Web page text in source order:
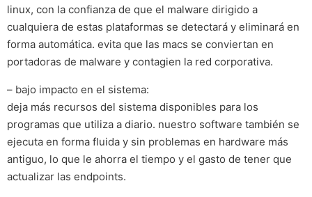
linux, con la confianza de que el malware dirigido a
cualquiera de estas plataformas se detectará y eliminará en
forma automática. evita que las macs se conviertan en
portadoras de malware y contagien la red corporativa.
– bajo impacto en el sistema:
deja más recursos del sistema disponibles para los
programas que utiliza a diario. nuestro software también se
ejecuta en forma fluida y sin problemas en hardware más
antiguo, lo que le ahorra el tiempo y el gasto de tener que
actualizar las endpoints.